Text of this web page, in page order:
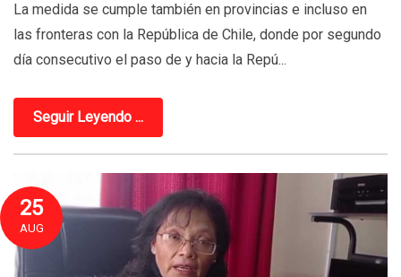
La medida se cumple también en provincias e incluso en
las fronteras con la República de Chile, donde por segundo
día consecutivo el paso de y hacia la Repú...
Seguir Leyendo ...
25
AUG